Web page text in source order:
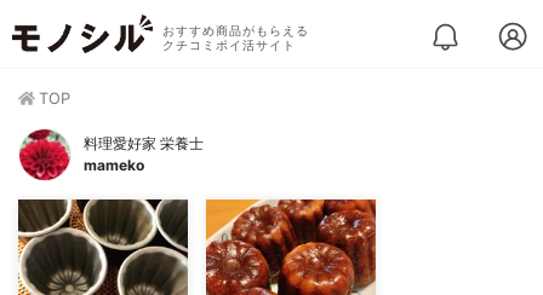
おすすめ商品がもらえる
クチコミポイ活サイト
TOP
料理愛好家 栄養士
mameko